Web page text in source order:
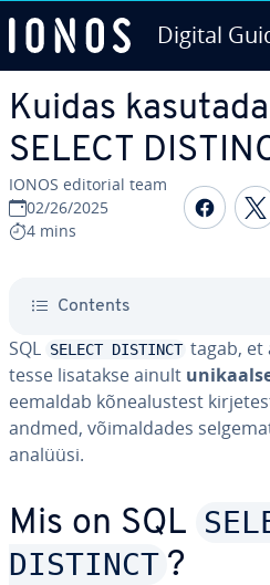
Digital
Kuidas
SELECT
IONOS editorial team
02/26/2025
4 mins
Contents
SQL SELECT DISTINCT tagab,
tesse lisatakse ainult
eemaldab kõ­ne­alus­test
andmed, või­mal­da­des
analüüsi.
Mis on SQL
DISTINCT ?